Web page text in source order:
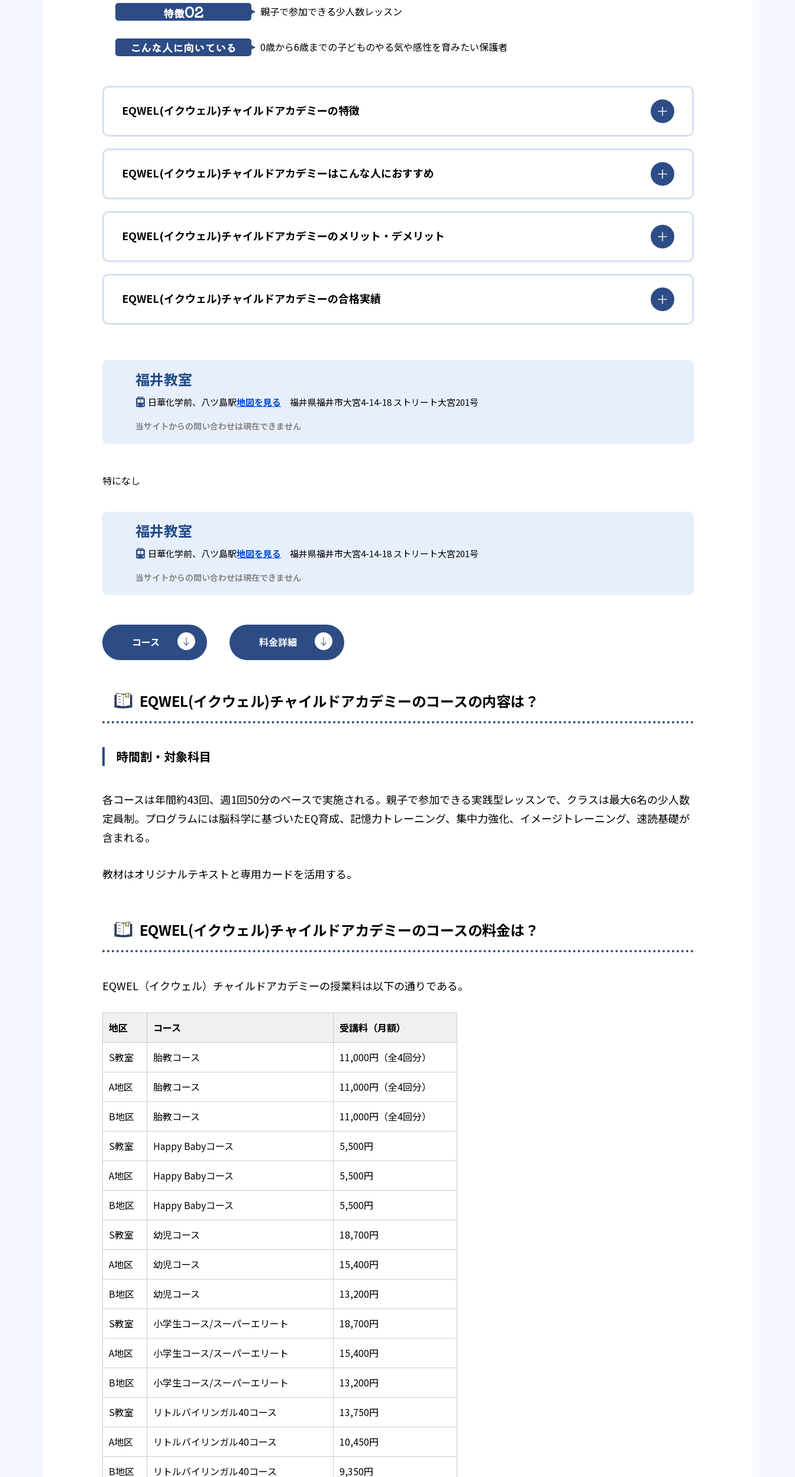
特徴02 親子で参加できる少人数レッスン
こんな人に向いている 0歳から6歳までの子どものやる気や感性を育みたい保護者
EQWEL(イクウェル)チャイルドアカデミーの特徴
1 脳科学に基づいた総合プログラム
EQWELでは、「IQ（知能指数）やEQ（心の知能指数）を含む、多面的な能力の育成を目指す。特に乳幼児期に重要な記憶力、集
中力、感性などの基礎をしっかり育成し、子どもの潜在能力を最大限に引き出すプログラムを提供している。
2 親子で参加できる少人数制クラス
親子で参加できるレッスンを採用。1クラス最大6名の少人数定員制により、一人ひとりの発達段階や個性に合わせた指導を行う。
EQWEL(イクウェル)チャイルドアカデミーはこんな人におすすめ
保護者とともに参加する、スキンシップを重視したレッスンを提供する。遊びを通じて脳の発達を促し、記憶力や集中力の土台を
遊びながら知識をみにつけるパズルなどのオリジナル教材を使用。創作絵画や創作ストーリーなどを通して表現力も養う。
EQWEL(イクウェル)チャイルドアカデミーのメリット・デメリット
EQWELの独自メソッドは、脳科学的見地から設計されており、主にIQとEQをバランスよく高めることで子どもの総合的な能力を
1クラス最大6名の定員制のため、人気の教室では希望日時に空きがない場合がある。
EQWEL(イクウェル)チャイルドアカデミーの合格実績
EQWEL（イクウェル）チャイルドアカデミーは合格実績を公式サイトで公開していない。
福井教室
日華化学前、八ツ島駅地図を見る 福井県福井市大宮4-14-18 ストリート大宮201号
当サイトからの問い合わせは現在できません
特になし
福井教室
日華化学前、八ツ島駅地図を見る 福井県福井市大宮4-14-18 ストリート大宮201号
当サイトからの問い合わせは現在できません
コース 料金詳細
EQWEL(イクウェル)チャイルドアカデミーのコースの内容は？
時間割・対象科目
各コースは年間約43回、週1回50分のペースで実施される。親子で参加できる実践型レッスンで、クラスは最大6名の少人数
定員制。プログラムには脳科学に基づいたEQ育成、記憶力トレーニング、集中力強化、イメージトレーニング、速読基礎が
含まれる。
教材はオリジナルテキストと専用カードを活用する。
EQWEL(イクウェル)チャイルドアカデミーのコースの料金は？
EQWEL（イクウェル）チャイルドアカデミーの授業料は以下の通りである。
地区 コース 受講料（月額）
S教室 胎教コース 11,000円（全4回分）
A地区 胎教コース 11,000円（全4回分）
B地区 胎教コース 11,000円（全4回分）
S教室 Happy Babyコース 5,500円
A地区 Happy Babyコース 5,500円
B地区 Happy Babyコース 5,500円
S教室 幼児コース 18,700円
A地区 幼児コース 15,400円
B地区 幼児コース 13,200円
S教室 小学生コース/スーパーエリート 18,700円
A地区 小学生コース/スーパーエリート 15,400円
B地区 小学生コース/スーパーエリート 13,200円
S教室 リトルバイリンガル40コース 13,750円
A地区 リトルバイリンガル40コース 10,450円
B地区 リトルバイリンガル40コース 9,350円